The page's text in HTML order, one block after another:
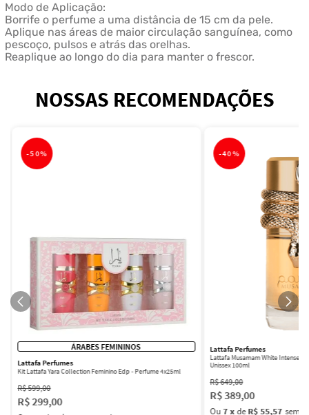
Modo de Aplicação:
Borrife o perfume a uma distância de 15 cm da pele.
Aplique nas áreas de maior circulação sanguínea, como
pescoço, pulsos e atrás das orelhas.
Reaplique ao longo do dia para manter o frescor.
NOSSAS RECOMENDAÇÕES
-50%
ÁRABES FEMININOS
Lattafa Perfumes
Kit Lattafa Yara Collection Feminino Edp - Perfume 4x25ml
R$599,00
R$299,00
-40%
Lattafa Perfumes
Lattafa Musamam White Intense
Unissex 100ml
R$649,00
R$389,00
Ou7xdeR$ 55,57 sem